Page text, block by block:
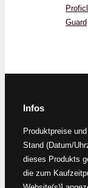
Guard
Infos
Produktpreise
Stand (Datum/
dieses Produkts
die zum